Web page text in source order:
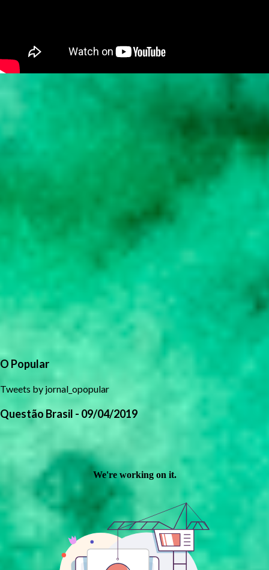
O Popular
Tweets by jornal_opopular
Questão Brasil - 09/04/2019